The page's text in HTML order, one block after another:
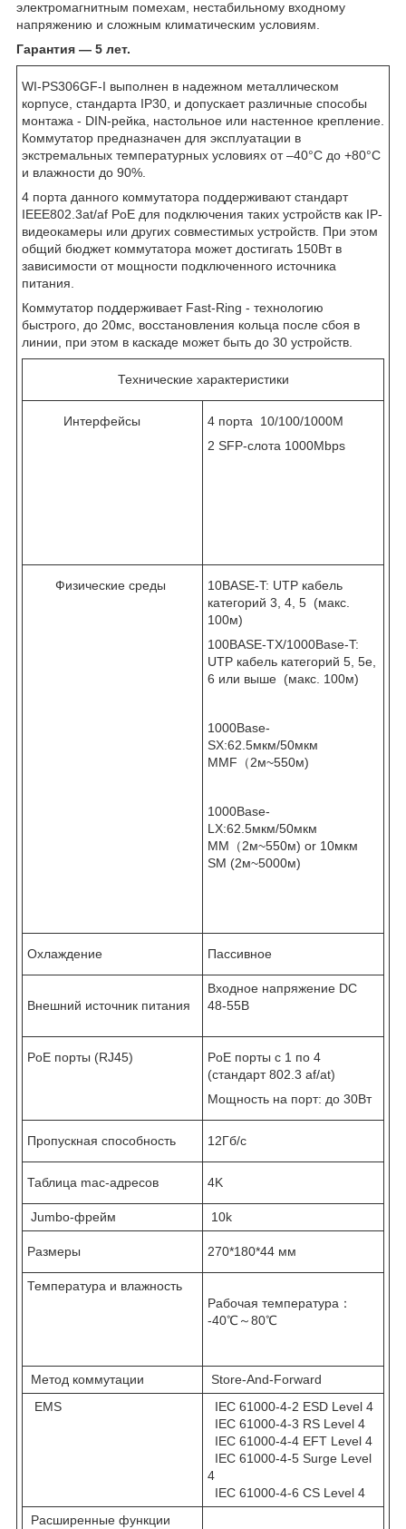
электромагнитным помехам, нестабильному входному
напряжению и сложным климатическим условиям.
Гарантия — 5 лет.
WI-PS306GF-I выполнен в надежном металлическом
корпусе, стандарта IP30, и допускает различные способы
монтажа - DIN-рейка, настольное или настенное крепление.
Коммутатор предназначен для эксплуатации в
экстремальных температурных условиях от –40°C до +80°C
и влажности до 90%.
4 порта данного коммутатора поддерживают стандарт
IEEE802.3at/af PoE для подключения таких устройств как IP-
видеокамеры или других совместимых устройств. При этом
общий бюджет коммутатора может достигать 150Вт в
зависимости от мощности подключенного источника
питания.
Коммутатор поддерживает Fast-Ring - технологию
быстрого, до 20мс, восстановления кольца после сбоя в
линии, при этом в каскаде может быть до 30 устройств.
Технические характеристики
Интерфейсы
4 порта 10/100/1000M
2 SFP-слота 1000Mbps
Физические среды
10BASE-T: UTP кабель
категорий 3, 4, 5 (макс.
100м)
100BASE-TX/1000Base-T:
UTP кабель категорий 5, 5e,
6 или выше (макс. 100м)
1000Base-
SX:62.5мкм/50мкм
MMF（2м~550м)
1000Base-
LX:62.5мкм/50мкм
MM（2м~550м) or 10мкм
SM (2м~5000м)
Охлаждение Пассивное
Внешний источник питания
Входное напряжение DC
48-55В
PoE порты (RJ45)
PoE порты с 1 по 4
(стандарт 802.3 af/at)
Мощность на порт: до 30Вт
Пропускная способность 12Гб/с
Таблица mac-адресов 4K
Jumbo-фрейм 10k
Размеры 270*180*44 мм
Температура и влажность
Рабочая температура：
-40℃～80℃
Метод коммутации
Store-And-Forward
EMS
IEC 61000-4-2 ESD Level 4
IEC 61000-4-3 RS Level 4
IEC 61000-4-4 EFT Level 4
IEC 61000-4-5 Surge Level
4
IEC 61000-4-6 CS Level 4
Расширенные функции